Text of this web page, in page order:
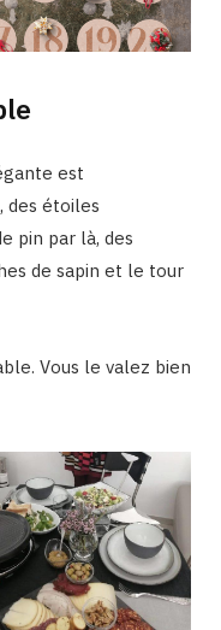
est
des étoiles
pin par là, des
de sapin et le tour
Vous le valez bien